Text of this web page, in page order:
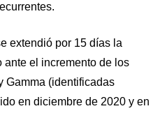
extendió por 15 días la
el incremento de los
Gamma (identificadas
en diciembre de 2020 y en